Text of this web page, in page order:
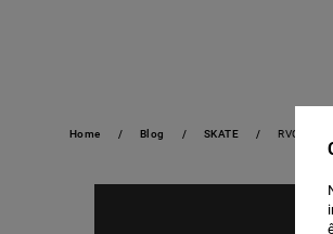
Home Blog SKATE RVCA NYC